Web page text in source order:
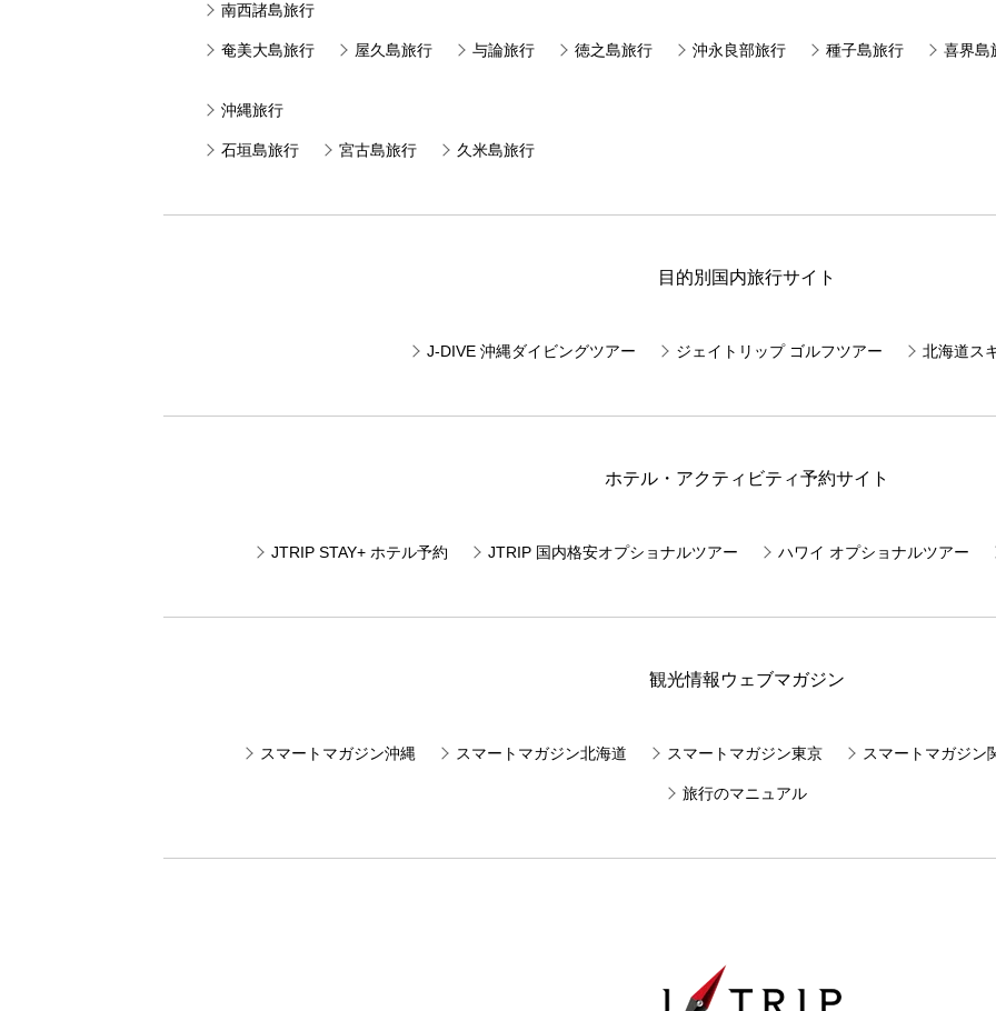
南西諸島旅行
奄美大島旅行 屋久島旅行 与論旅行 徳之島旅行 沖永良部旅行 種子島旅行 喜界島
沖縄旅行
石垣島旅行 宮古島旅行 久米島旅行
目的別国内旅行サイト
J-DIVE 沖縄ダイビングツアー ジェイトリップ ゴルフツアー 北海道ス
ホテル・アクティビティ予約サイト
JTRIP STAY+ ホテル予約 JTRIP 国内格安オプショナルツアー ハワイ オプショナルツアー
観光情報ウェブマガジン
スマートマガジン沖縄 スマートマガジン北海道 スマートマガジン東京 スマートマガジン
旅行のマニュアル